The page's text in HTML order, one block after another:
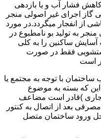
فشار آب و یا بازدهی
گاز اجرای غیر اصولی منجر
از انفجار میگردد.در مورد
به تولید بو نامطبوع در
ساکنین را به کلی
فقط در صورت
است
با توجه به مجتمع یا
که بسته به موضوع
)قادر است مضاعف
بعد از اتصال به کنتور
ورود ساختمان متصل